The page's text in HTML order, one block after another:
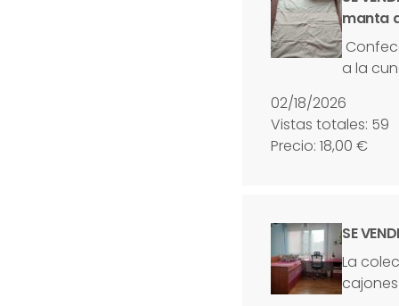
manta
a la
02/18/2026
Vistas totales: 59
Precio: 18,00 €
SE
La